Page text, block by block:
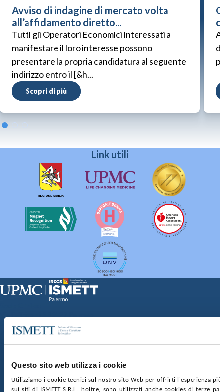
Questo sito web utilizza i cookie
Utilizziamo i cookie tecnici sul nostro sito Web per offrirti l'esperienza
sui siti di ISMETT S.R.L. Inoltre, sono utilizzati anche cookies di terze
Avviso di indagine di mercato volta
all’affidamento diretto...
Tutti gli Operatori Economici interessati a
manifestare il loro interesse possono
presentare la propria candidatura al seguente
indirizzo entro il [&h...
Scopri di più
Link utili
Via Discesa dei Giudici 4 90133 Palermo
nr. REA PA-201818 P.I. 04544550827